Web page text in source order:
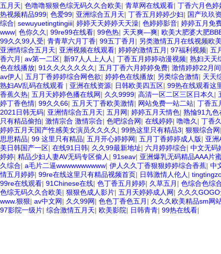
五月天| 色噜噜狠狠色综无码久久合欧美| 青草网在线观看| 丁香六月色婷
热视频精品999| 色爱99| 亚洲综合五月天| 丁香五月婷婷少妇| 国产玖玖
综合| sewuyuetingtingiii| 婷婷天天婷婷天天澡| 色婷婷影音| 婷婷五月免
www| 色你久久 | 99re99在线看| 99色热| 天天爽—爽| 欧美大肥婆大肥
99久久99人受| 青青草六月丁香| 99五丁香月 | 另类激情五月在线视频欧
亚洲情综合五月天| 亚洲视频在线观看| 婷婷的激情五月 | 97福利视频| 五
香六月 | av第一二区| 新97人人上人人 | 丁香五月婷婷动漫视频| 熟妇天天
色在线播放| 91久久久久久久久 | 五月丁香六月婷婷免费| 激情婷婷22月间
av伊人 | 五月丁香婷婷综合网色欲| 婷婷色在线播放| 另类综合激情| 天天
熟妇AV乱码在线观看 | 亚洲在线资源| 日韩欧美四五区| 99热在线观看这
香蕉久热| 五月天婷婷色播在线网| 久久9999| 高清一区二区三区日本久 |
婷丁香色情| 99久久66| 五月天丁香欧美激情| 网站免费一站二站| 丁香五
2021日韩无码| 亚洲情综合五月天| 五月网| 婷婷五月天情色| 熟惀91九色
只有精品偷拍| 激情宗合 激情宗合| 色吧综合网| 在线婷婷| 噜噜久 | 丁香
婷婷五月天国产性感美女演员久久久久 | 99热这里只有精品3| 狠狠综合网
思思精品| 99 这里只有精品| 五月开心婷婷网| 五月丁香婷婷成人版| 亚洲
美日韩国产一区| 在线91日韩| 久久99最新地址| 六月婷婷综合| 中文无码
婷婷| 精品少妇人妻AV无码专区偷人 | 91seav| 亚洲爆乳无码精品AAA片
久综合| a毛片二逼wwwwwwwwww| 伊人久久丁香狠狠婷婷综合香蕉| 中
情五月婷婷| 99re在线这里只有精品视频首页| 日韩激情人伦人 |
99re在线观看| 91Chinese在线| 色丁香五月婷婷| 久草五月 | 色综合色综
色综无码久久合欧美| 狠狠色成人影片| 五月天婷婷成人网| 久久久
www.狠狠| av中文网| 久久99网| 色色丁香色五月 | 久久久欧美精品sm网
97影院一级片| 综合激情五月天| 欧美影院| 日韩青青| 99热在线看|